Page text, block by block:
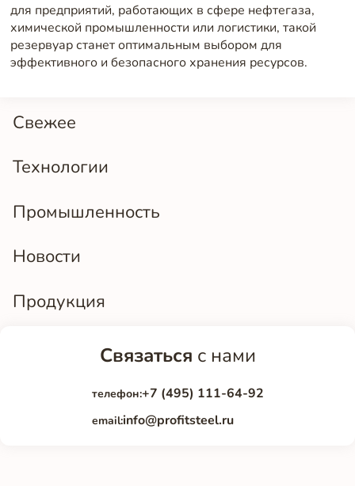
Свежее
Технологии
Промышленность
Новости
Продукция
для предприятий, работающих в сфере нефтегаза,
химической промышленности или логистики, такой
резервуар станет оптимальным выбором для
эффективного и безопасного хранения ресурсов.
Связаться с нами
телефон:+7 (495) 111-64-92
email:info@profitsteel.ru